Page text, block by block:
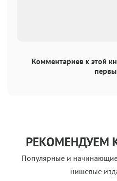
Комментариев к этой
РЕКОМЕНДУЕМ
Популярные и
нишевые